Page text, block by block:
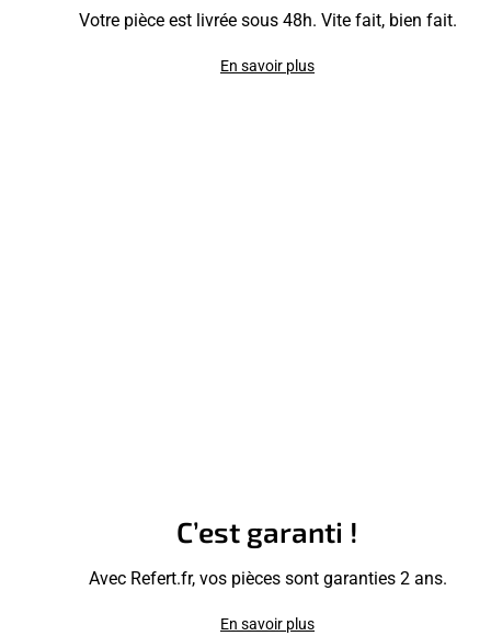
Votre pièce est livrée sous 48h. Vite fait, bien fait.
En savoir plus
C’est garanti !
Avec Refert.fr, vos pièces sont garanties 2 ans.
En savoir plus